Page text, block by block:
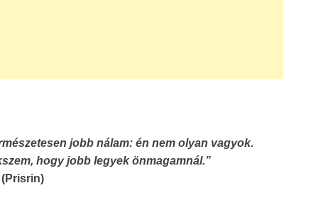
jobb nálam: én nem olyan vagyok.
hogy jobb legyek önmagamnál.”
(Prisrin)